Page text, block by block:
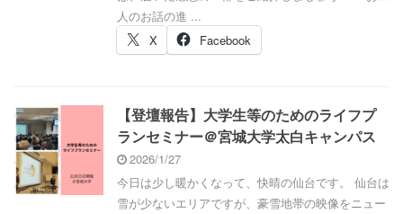
人のお話の進 ...
X
Facebook
【登壇報告】大学生等のためのライフプ
ランセミナー＠宮城大学太白キャンパス
2026/1/27
今日は少し暖かくなって、快晴の仙台です。 仙台は
雪が少ないエリアですが、豪雪地帯の映像をニュー